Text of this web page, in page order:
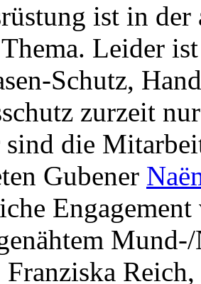
ist in
Leider
Schutz,
zurzeit
sind die
Gubener